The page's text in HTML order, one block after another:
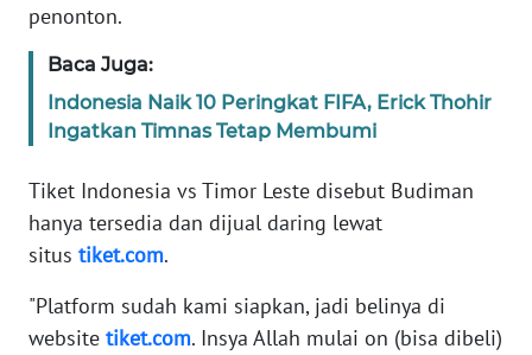
penonton.
Baca Juga:
Indonesia Naik 10 Peringkat FIFA, Erick Thohir
Ingatkan Timnas Tetap Membumi
Tiket Indonesia vs Timor Leste disebut Budiman
hanya tersedia dan dijual daring lewat
situs tiket.com.
"Platform sudah kami siapkan, jadi belinya di
website tiket.com. Insya Allah mulai on (bisa dibeli)
FORJASIDA
TAMBANG
JURNAL
MARITIM